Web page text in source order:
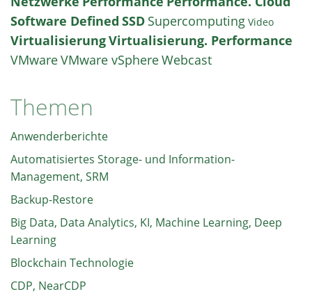
Software Defined SSD Supercomputing Video
VirtualisierungVirtualisierung. Performance
VMwareVMware vSphereWebcast
Themen
Anwenderberichte
Automatisiertes Storage- und Information-
Management, SRM
Backup-Restore
Big Data, Data Analytics, KI, Machine Learning, Deep
Learning
Blockchain Technologie
CDP, NearCDP